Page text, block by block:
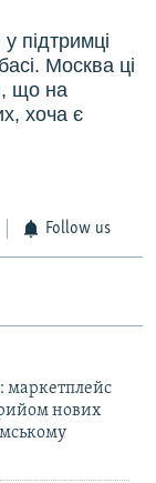
підтримці
Москва ці
що на
хоча є
Follow us
маркетплейс
нових